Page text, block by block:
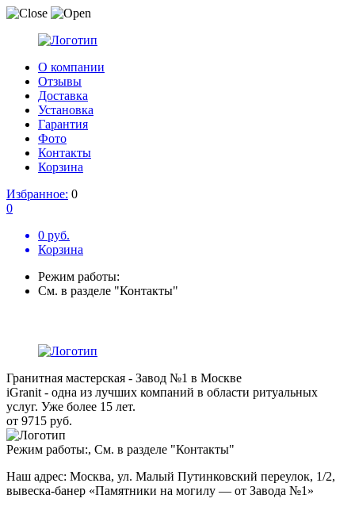
О компании
Отзывы
Доставка
Установка
Гарантия
Фото
Контакты
Корзина
Избранное: 0
0
0 руб.
Корзина
Режим работы:
См. в разделе "Контакты"
Гранитная мастерская - Завод №1 в Москве
iGranit - одна из лучших компаний в области ритуальных
услуг. Уже более 15 лет.
от 9715 руб.
Режим работы:, См. в разделе "Контакты"
Наш адрес: Москва, ул. Малый Путинковский переулок, 1/2,
вывеска-банер «Памятники на могилу — от Завода №1»